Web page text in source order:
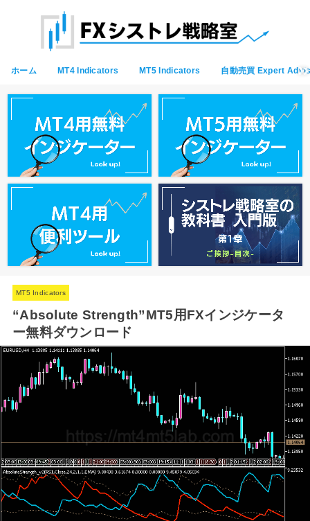
ホーム MT4 Indicators MT5 Indicators 自動売買 Expert
MT5 Indicators
“Absolute Strength”MT5用FXインジケータ
ー無料ダウンロード